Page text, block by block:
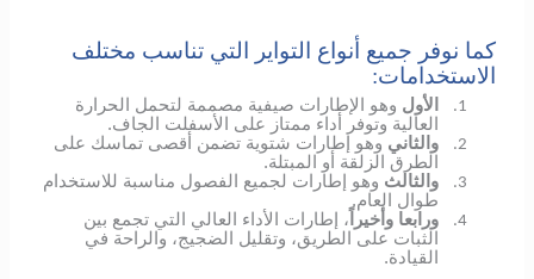
كما نوفر جميع أنواع التواير التي تناسب مختلف
الاستخدامات:
1. الأول وهو الإطارات صيفية مصممة لتحمل الحرارة
العالية وتوفر أداء ممتاز على الأسفلت الجاف.
2. والثاني وهو إطارات شتوية تضمن أقصى تماسك على
الطرق الزلقة أو المبتلة.
3. والثالث وهو إطارات لجميع الفصول مناسبة للاستخدام
طوال العام.
4. ورابعا وأخيراً ، إطارات الأداء العالي التي تجمع بين
الثبات على الطريق، وتقليل الضجيج، والراحة في
القيادة.